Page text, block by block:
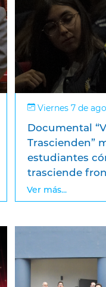
Viernes 7 de
Documental
Trascienden”
estudiantes
trasciende
Ver más...